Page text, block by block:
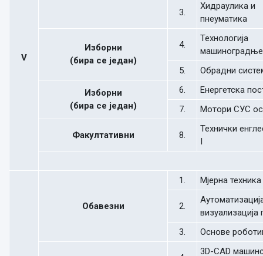
V
3.
Хидраулика и
пнеуматика
Изборни
(бира се један)
4.
Технологија
машиноградње
5.
Обрадни
Изборни
(бира се један)
6.
Енергетска
7.
Мотори СУС
Факултативни 8.
Технички
I
Обавезни
1. Мјерна техника
2.
визуализација
3.
Основе
3D-CAD